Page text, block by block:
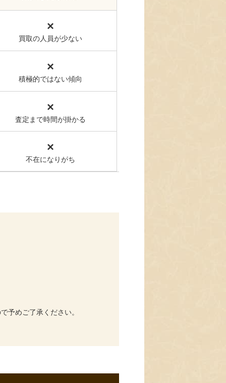
×
買取の人員が少ない
×
積極的ではない傾向
×
査定まで時間が掛かる
×
不在になりがち
予めご了承ください。